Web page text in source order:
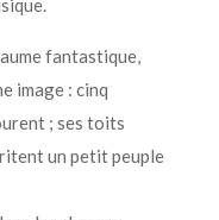
fantastique,
image : cinq
; ses toits
un petit peuple